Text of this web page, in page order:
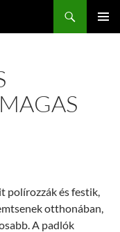
polírozzák és festik,
otthonában,
A padlók